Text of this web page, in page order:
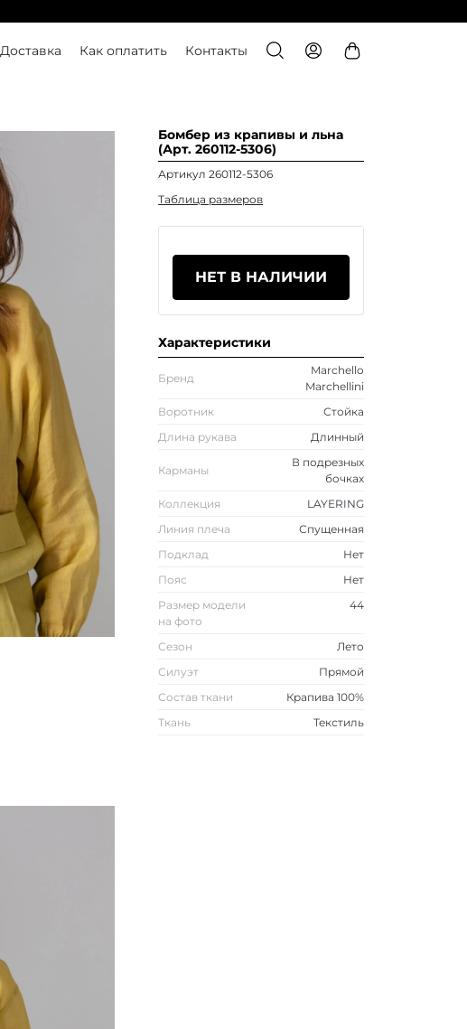
Доставка Как оплатить Контакты
Бомбер из крапивы и льна
(Арт. 260112-5306)
Артикул 260112-5306
Таблица размеров
НЕТ В НАЛИЧИИ
Характеристики
Бренд
Marchello
Marchellini
Воротник
Стойка
Длина рукава
Длинный
Карманы
В подрезных
бочках
Коллекция
LAYERING
Линия плеча
Спущенная
Подклад
Нет
Пояс
Нет
Размер модели
на фото
44
Сезон
Лето
Силуэт
Прямой
Состав ткани
Крапива 100%
Ткань
Текстиль